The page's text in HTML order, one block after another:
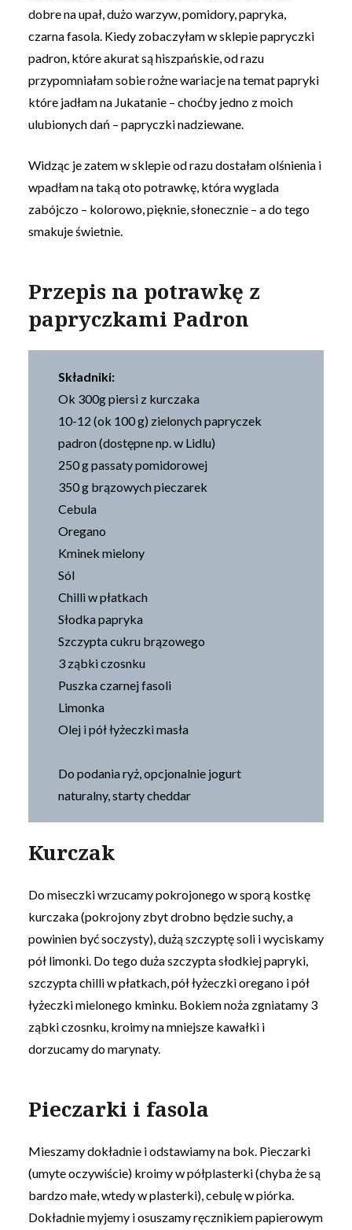
dobre na upał, dużo warzyw, pomidory, papryka,
czarna fasola. Kiedy zobaczyłam w sklepie papryczki
padron, które akurat są hiszpańskie, od razu
przypomniałam sobie rożne wariacje na temat papryki
które jadłam na Jukatanie – choćby jedno z moich
ulubionych dań – papryczki nadziewane.
Widząc je zatem w sklepie od razu dostałam olśnienia i
wpadłam na taką oto potrawkę, która wyglada
zabójczo – kolorowo, pięknie, słonecznie – a do tego
smakuje świetnie.
Przepis na potrawkę z
papryczkami Padron
Składniki:
Ok 300g piersi z kurczaka
10-12 (ok 100 g) zielonych papryczek
padron (dostępne np. w Lidlu)
250 g passaty pomidorowej
350 g brązowych pieczarek
Cebula
Oregano
Kminek mielony
Sól
Chilli w płatkach
Słodka papryka
Szczypta cukru brązowego
3 ząbki czosnku
Puszka czarnej fasoli
Limonka
Olej i pół łyżeczki masła
Do podania ryż, opcjonalnie jogurt
naturalny, starty cheddar
Kurczak
Do miseczki wrzucamy pokrojonego w sporą kostkę
kurczaka (pokrojony zbyt drobno będzie suchy, a
powinien być soczysty), dużą szczyptę soli i wyciskamy
pół limonki. Do tego duża szczypta słodkiej papryki,
szczypta chilli w płatkach, pół łyżeczki oregano i pół
łyżeczki mielonego kminku. Bokiem noża zgniatamy 3
ząbki czosnku, kroimy na mniejsze kawałki i
dorzucamy do marynaty.
Pieczarki i fasola
Mieszamy dokładnie i odstawiamy na bok. Pieczarki
(umyte oczywiście) kroimy w półplasterki (chyba że są
bardzo małe, wtedy w plasterki), cebulę w piórka.
Dokładnie myjemy i osuszamy ręcznikiem papierowym